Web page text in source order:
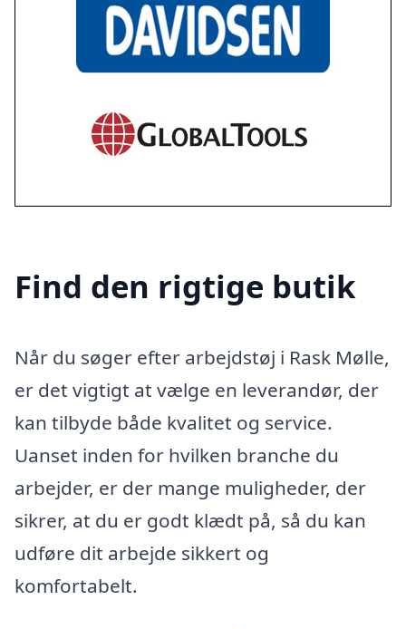
Find den rigtige butik
Når du søger efter arbejdstøj i Rask Mølle,
er det vigtigt at vælge en leverandør, der
kan tilbyde både kvalitet og service.
Uanset inden for hvilken branche du
arbejder, er der mange muligheder, der
sikrer, at du er godt klædt på, så du kan
udføre dit arbejde sikkert og
komfortabelt.